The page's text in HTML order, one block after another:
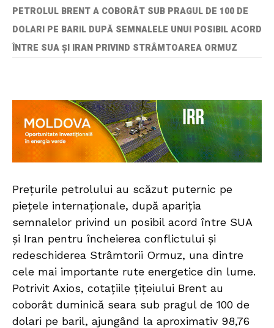
PETROLUL BRENT A COBORÂT SUB PRAGUL DE 100 DE
DOLARI PE BARIL DUPĂ SEMNALELE UNUI POSIBIL ACORD
ÎNTRE SUA ȘI IRAN PRIVIND STRÂMTOAREA ORMUZ
Prețurile petrolului au scăzut puternic pe
piețele internaționale, după apariția
semnalelor privind un posibil acord între SUA
și Iran pentru încheierea conflictului și
redeschiderea Strâmtorii Ormuz, una dintre
cele mai importante rute energetice din lume.
Potrivit Axios, cotațiile țițeiului Brent au
coborât duminică seara sub pragul de 100 de
dolari pe baril, ajungând la aproximativ 98,76